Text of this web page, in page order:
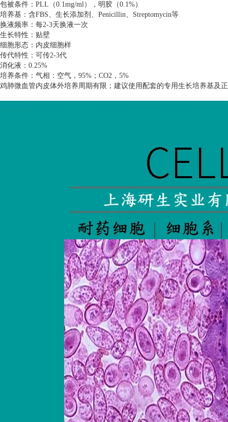
包被条件： PLL （0.1mg/ml），明胶（0.1%）
培养基：含FBS、生长添加剂、 Penicillin、 Streptomycin等
换液频率：每2-3天换液一次
生长特性：贴壁
细胞形态：内皮细胞样
传代特性：可传2-3代
消化液： 0.25%
培养条件：气相：空气， 95% ； CO2 ， 5%
鸡肺微血管内皮体外培养周期有限；建议使用配套的专用生长培养基及